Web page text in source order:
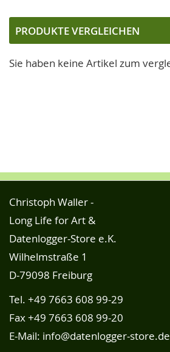
PRODUKTE VERGLEICHEN
Sie haben keine Artikel zum
Christoph Waller -
Long Life for Art &
Datenlogger-Store e.K.
Wilhelmstraße 1
D-79098 Freiburg
Tel. +49 7663 608 99-29
Fax +49 7663 608 99-20
E-Mail: info@datenlogger-store.de